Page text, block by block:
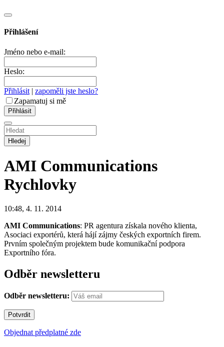
Přihlášení
Jméno nebo e-mail:
Heslo:
Přihlásit | zapoměli jste heslo?
Zapamatuj si mě
Hledej
AMI Communications
Rychlovky
10:48, 4. 11. 2014
AMI Communications: PR agentura získala nového klienta,
Asociaci exportérů, která hájí zájmy českých exportních firem.
Prvním společným projektem bude komunikační podpora
Exportního fóra.
Odběr newsletteru
Odběr newsletteru:
Objednat předplatné zde